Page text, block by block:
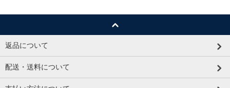
返品について
配送・送料について